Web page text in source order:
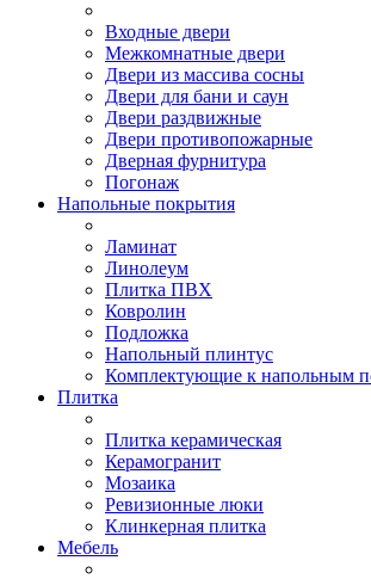
Входные двери
Межкомнатные двери
Двери из массива сосны
Двери для бани и саун
Двери раздвижные
Двери противопожарные
Дверная фурнитура
Погонаж
Напольные покрытия
Ламинат
Линолеум
Плитка ПВХ
Ковролин
Подложка
Напольный плинтус
Комплектующие к напольным
Плитка
Плитка керамическая
Керамогранит
Мозаика
Ревизионные люки
Клинкерная плитка
Мебель